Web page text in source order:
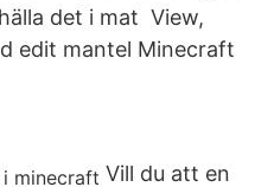
det i mat View,
edit mantel Minecraft
Vill du att en